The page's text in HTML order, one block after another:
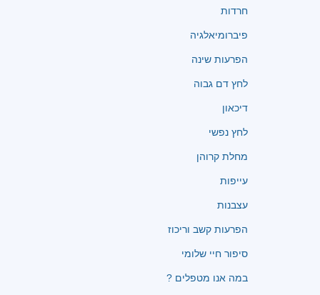
חרדות
פיברומיאלגיה
הפרעות שינה
לחץ דם גבוה
דיכאון
לחץ נפשי
מחלת קרוהן
עייפות
עצבנות
הפרעות קשב וריכוז
סיפור חיי שלומי
במה אנו מטפלים ?